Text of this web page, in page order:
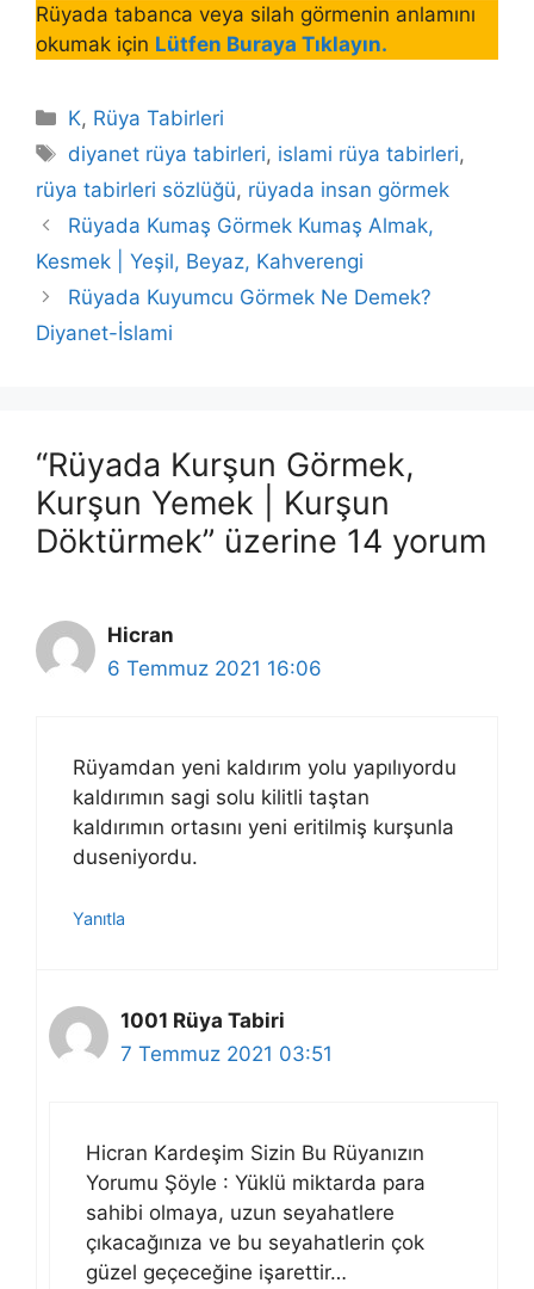
Rüyada tabanca veya silah görmenin anlamını
okumak için Lütfen Buraya Tıklayın.
Kategoriler
K, Rüya Tabirleri
Etiketler
diyanet rüya tabirleri, islami rüya tabirleri,
rüya tabirleri sözlüğü, rüyada insan görmek
Rüyada Kumaş Görmek Kumaş Almak,
Kesmek | Yeşil, Beyaz, Kahverengi
Rüyada Kuyumcu Görmek Ne Demek?
Diyanet-İslami
“Rüyada Kurşun Görmek,
Kurşun Yemek | Kurşun
Döktürmek” üzerine 14 yorum
Hicran
6 Temmuz 2021 16:06
Rüyamdan yeni kaldırım yolu yapılıyordu
kaldırımın sagi solu kilitli taştan
kaldırımın ortasını yeni eritilmiş kurşunla
duseniyordu.
Yanıtla
1001 Rüya Tabiri
7 Temmuz 2021 03:51
Hicran Kardeşim Sizin Bu Rüyanızın
Yorumu Şöyle : Yüklü miktarda para
sahibi olmaya, uzun seyahatlere
çıkacağınıza ve bu seyahatlerin çok
güzel geçeceğine işarettir…